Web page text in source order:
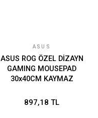
ASUS
ASUS ROG ÖZEL DİZAYN
GAMING MOUSEPAD
30x40CM KAYMAZ
897,18 TL